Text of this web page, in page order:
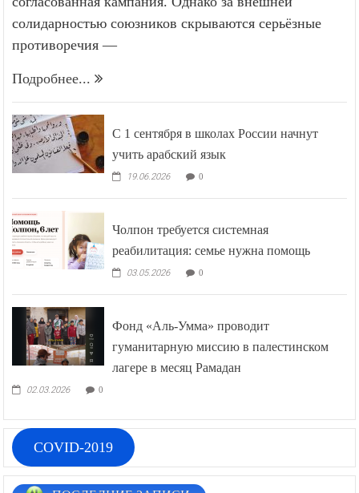
солидарностью союзников скрываются серьёзные
противоречия —
Подробнее...
С 1 сентября в школах России начнут
учить арабский язык
19.06.2026 0
Чолпон требуется системная
реабилитация: семье нужна помощь
03.05.2026 0
Фонд «Аль-Умма» проводит
гуманитарную миссию в палестинском
лагере в месяц Рамадан
02.03.2026 0
COVID-2019